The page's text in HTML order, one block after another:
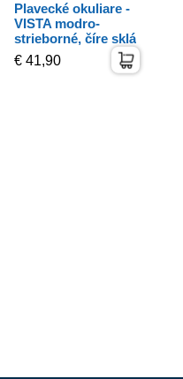
Plavecké okuliare -
VISTA modro-
strieborné, číre sklá
€ 41,90